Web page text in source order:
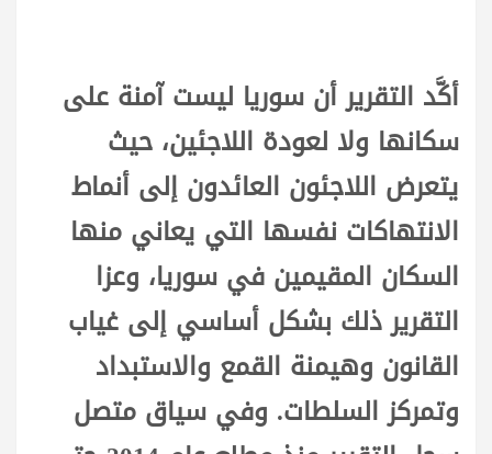
أكَّد التقرير أن سوريا ليست آمنة على
سكانها ولا لعودة اللاجئين، حيث
يتعرض اللاجئون العائدون إلى أنماط
الانتهاكات نفسها التي يعاني منها
السكان المقيمين في سوريا، وعزا
التقرير ذلك بشكل أساسي إلى غياب
القانون وهيمنة القمع والاستبداد
وتمركز السلطات. وفي سياق متصل